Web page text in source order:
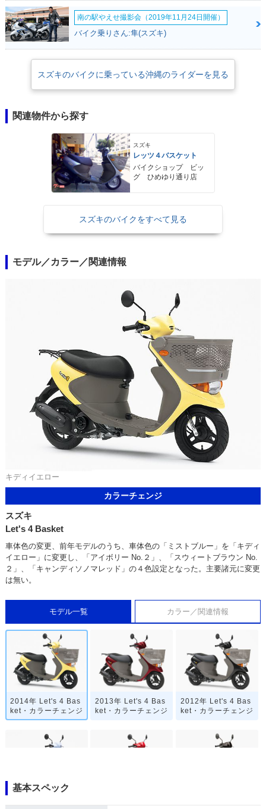
南の駅やえせ撮影会（2019年11月24日開催）
バイク乗りさん:隼(スズキ)
スズキのバイクに乗っている沖縄のライダーを見る
関連物件から探す
スズキ
レッツ４バスケット
バイクショップ ビッ
グ ひめゆり通り店
スズキのバイクをすべて見る
モデル／カラー／関連情報
キディイエロー
カラーチェンジ
スズキ
Let's 4 Basket
車体色の変更、前年モデルのうち、車体色の「ミストブルー」を「キディ
イエロー」に変更し、「アイボリー No.２」、「スウィートブラウン No.
２」、「キャンディソノマレッド」の４色設定となった。主要諸元に変更
は無い。
モデル一覧 カラー／関連情報
2014年 Let's 4 Bas
ket・カラーチェンジ
2013年 Let's 4 Bas
ket・カラーチェンジ
2012年 Let's 4 Bas
ket・カラーチェンジ
基本スペック